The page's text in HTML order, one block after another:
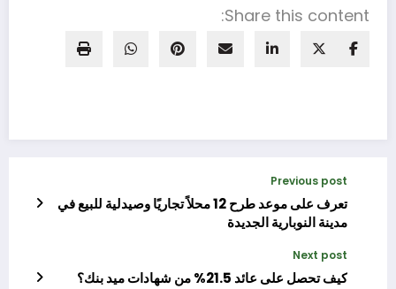
Share this content:
Previous post
تعرف على موعد طرح 12 محلاً تجاريًا وصيدلية للبيع في
مدينة النوبارية الجديدة
Next post
كيف تحصل على عائد 21.5% من شهادات ميد بنك؟